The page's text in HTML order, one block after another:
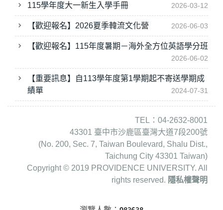
115學年度大一新生入學手冊 2026-03-12
【歡迎報名】2026夏季韓流文化營 2026-06-03
【歡迎報名】115年度暑期－海外全方位英語學分班
2026-06-02
【重要訊息】自113學年度第1學期起不寄送學期成
績單
2024-07-31
TEL：04-2632-8001
43301 臺中市沙鹿區臺灣大道7段200號
(No. 200, Sec. 7, Taiwan Boulevard, Shalu Dist.,
Taichung City 43301 Taiwan)
Copyright © 2019 PROVIDENCE UNIVERSITY. All
rights reserved. 隱私權聲明